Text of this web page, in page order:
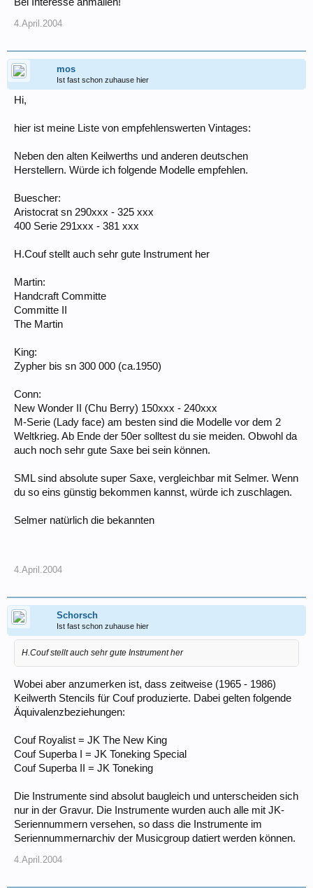
4.April.2004
mos
Ist fast schon zuhause hier
Hi,
hier ist meine Liste von empfehlenswerten Vintages:
Neben den alten Keilwerths und anderen deutschen
Herstellern. Würde ich folgende Modelle empfehlen.
Buescher:
Aristocrat sn 290xxx - 325 xxx
400 Serie 291xxx - 381 xxx
H.Couf stellt auch sehr gute Instrument her
Martin:
Handcraft Committe
Committe II
The Martin
King:
Zypher bis sn 300 000 (ca.1950)
Conn:
New Wonder II (Chu Berry) 150xxx - 240xxx
M-Serie (Lady face) am besten sind die Modelle vor dem 2
Weltkrieg. Ab Ende der 50er solltest du sie meiden. Obwohl da
auch noch sehr gute Saxe bei sein können.
SML sind absolute super Saxe, vergleichbar mit Selmer. Wenn
du so eins günstig bekommen kannst, würde ich zuschlagen.
Selmer natürlich die bekannten
4.April.2004
Schorsch
Ist fast schon zuhause hier
H.Couf stellt auch sehr gute Instrument her
Wobei aber anzumerken ist, dass zeitweise (1965 - 1986)
Keilwerth Stencils für Couf produzierte. Dabei gelten folgende
Äquivalenzbeziehungen:
Couf Royalist = JK The New King
Couf Superba I = JK Toneking Special
Couf Superba II = JK Toneking
Die Instrumente sind absolut baugleich und unterscheiden sich
nur in der Gravur. Die Instrumente wurden auch alle mit JK-
Seriennummern versehen, so dass die Instrumente im
Seriennummernarchiv der Musicgroup datiert werden können.
4.April.2004